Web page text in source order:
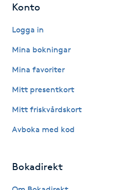
Hårförlängning
Hälsa
Hälsprickor
IPL
Konto
Logga in
Mina bokningar
Mina favoriter
Mitt presentkort
Mitt friskvårdskort
Avboka med kod
Bokadirekt